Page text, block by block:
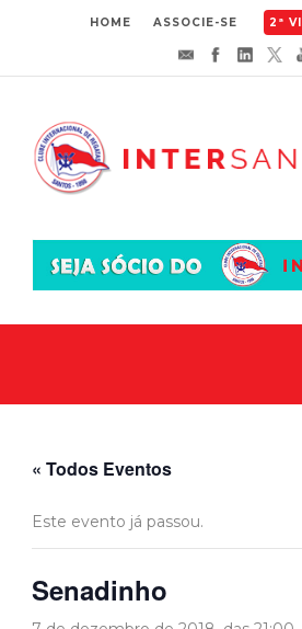
HOME ASSOCIE-SE 2ª
« Todos Eventos
Este evento já passou.
Senadinho